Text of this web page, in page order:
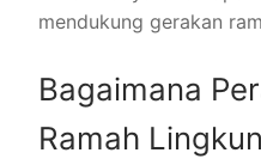
mendukung gerakan
Bagaimana
Ramah